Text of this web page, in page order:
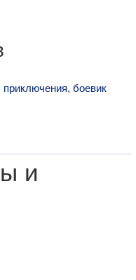
приключения, боевик
и